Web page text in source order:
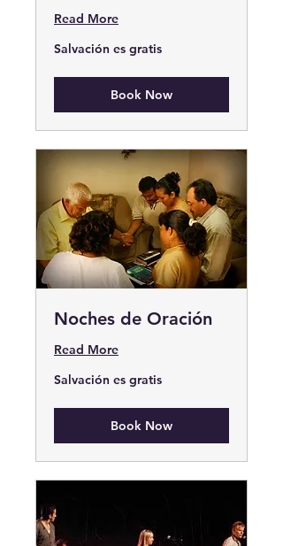
Read More
Salvación
es
Salvación es gratis
Book Now
Noches de Oración
Read More
Salvación
es
Salvación es gratis
Book Now